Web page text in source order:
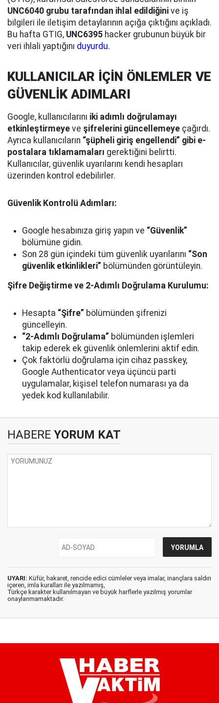
UNC6040 grubu tarafından ihlal edildiğini ve iş
bilgileri ile iletişim detaylarının açığa çıktığını açıkladı.
Bu hafta GTIG, UNC6395 hacker grubunun büyük bir
veri ihlali yaptığını duyurdu.
KULLANICILAR İÇİN ÖNLEMLER VE
GÜVENLİK ADIMLARI
Google, kullanıcılarını iki adımlı doğrulamayı
etkinleştirmeye ve şifrelerini güncellemeye çağırdı.
Ayrıca kullanıcıların “şüpheli giriş engellendi” gibi e-
postalara tıklamamaları gerektiğini belirtti.
Kullanıcılar, güvenlik uyarılarını kendi hesapları
üzerinden kontrol edebilirler.
Güvenlik Kontrolü Adımları:
Google hesabınıza giriş yapın ve “Güvenlik”
bölümüne gidin.
Son 28 gün içindeki tüm güvenlik uyarılarını “Son
güvenlik etkinlikleri” bölümünden görüntüleyin.
Şifre Değiştirme ve 2-Adımlı Doğrulama Kurulumu:
Hesapta “Şifre” bölümünden şifrenizi
güncelleyin.
“2-Adımlı Doğrulama” bölümünden işlemleri
takip ederek ek güvenlik önlemlerini aktif edin.
Çok faktörlü doğrulama için cihaz passkey,
Google Authenticator veya üçüncü parti
uygulamalar, kişisel telefon numarası ya da
yedek kod kullanılabilir.
HABERE YORUM KAT
UYARI: Küfür, hakaret, rencide edici cümleler veya imalar, inançlara saldırı
içeren, imla kuralları ile yazılmamış,
Türkçe karakter kullanılmayan ve büyük harflerle yazılmış yorumlar
onaylanmamaktadır.